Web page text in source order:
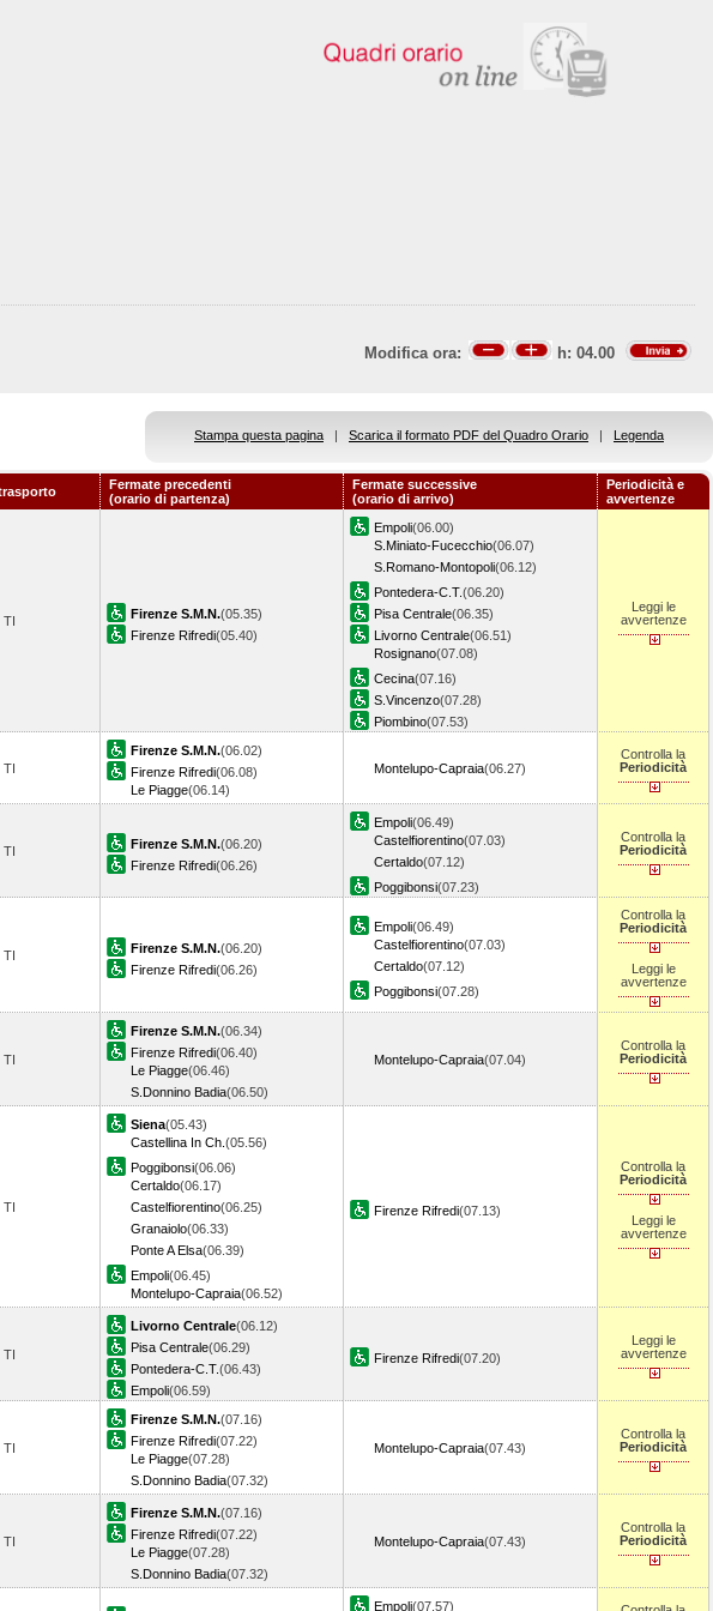
Modifica ora: h: 04.00
Stampa questa pagina | Scarica il formato PDF del Quadro Orario | Legenda
Fermate precedenti
(orario di partenza)
Fermate successive
(orario di arrivo)
Periodicità e
avvertenze
TI Firenze S.M.N.(05.35)
Firenze Rifredi(05.40)
Empoli(06.00)
S.Miniato-Fucecchio(06.07)
S.Romano-Montopoli(06.12)
Pontedera-C.T.(06.20)
Pisa Centrale(06.35)
Livorno Centrale(06.51)
Rosignano(07.08)
Cecina(07.16)
S.Vincenzo(07.28)
Piombino(07.53)
Leggi le
avvertenze
TI
Firenze S.M.N.(06.02)
Firenze Rifredi(06.08)
Le Piagge(06.14)
Montelupo-Capraia(06.27)
Controlla la
Periodicità
TI Firenze S.M.N.(06.20)
Firenze Rifredi(06.26)
Empoli(06.49)
Castelfiorentino(07.03)
Certaldo(07.12)
Poggibonsi(07.23)
Controlla la
Periodicità
TI Firenze S.M.N.(06.20)
Firenze Rifredi(06.26)
Empoli(06.49)
Castelfiorentino(07.03)
Certaldo(07.12)
Poggibonsi(07.28)
Controlla la
Periodicità
Leggi le
avvertenze
TI
Firenze S.M.N.(06.34)
Firenze Rifredi(06.40)
Le Piagge(06.46)
S.Donnino Badia(06.50)
Montelupo-Capraia(07.04)
Controlla la
Periodicità
TI
Siena(05.43)
Castellina In Ch. (05.56)
Poggibonsi(06.06)
Certaldo(06.17)
Castelfiorentino(06.25)
Granaiolo(06.33)
Ponte A Elsa(06.39)
Empoli(06.45)
Montelupo-Capraia(06.52)
Firenze Rifredi(07.13)
Controlla la
Periodicità
Leggi le
avvertenze
TI
Livorno Centrale(06.12)
Pisa Centrale(06.29)
Pontedera-C.T.(06.43)
Empoli(06.59)
Firenze Rifredi(07.20)
Leggi le
avvertenze
TI
Firenze S.M.N.(07.16)
Firenze Rifredi(07.22)
Le Piagge(07.28)
S.Donnino Badia(07.32)
Montelupo-Capraia(07.43)
Controlla la
Periodicità
TI
Firenze S.M.N.(07.16)
Firenze Rifredi(07.22)
Le Piagge(07.28)
S.Donnino Badia(07.32)
Montelupo-Capraia(07.43)
Controlla la
Periodicità
Empoli(07.57)